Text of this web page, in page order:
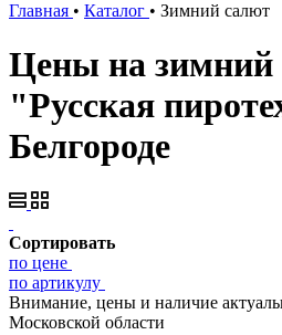
Главная • Каталог • Зимний салют
Цены на зимний
"Русская
Белгороде
Сортировать
по цене
по артикулу
Внимание, цены и наличие
Московской области